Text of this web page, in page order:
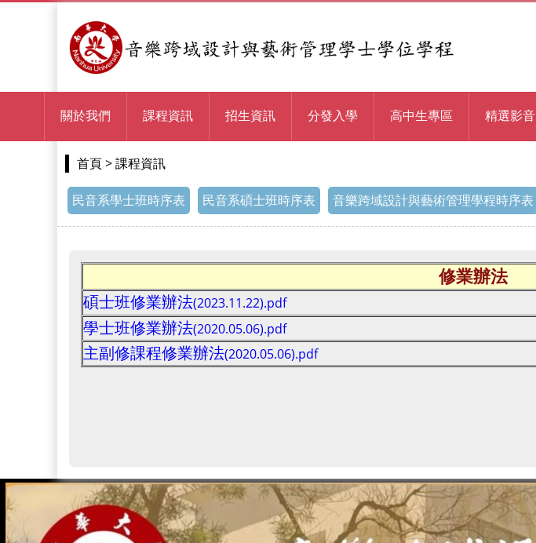
首頁 > 課程資訊
民音系學士班時序表 民音系碩士班時序表 音樂跨域設計與藝術管理學程時序表
修業辦法
碩士班修業辦法(2023.11.22).pdf
學士班修業辦法(2020.05.06).pdf
主副修課程修業辦法(2020.05.06).pdf
關於我們 課程資訊 招生資訊 分發入學 高中生專區 精選影音